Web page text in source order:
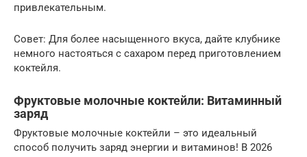
привлекательным.
Совет: Для более насыщенного вкуса, дайте клубнике
немного настояться с сахаром перед приготовлением
коктейля.
Фруктовые молочные коктейли: Витаминный
заряд
Фруктовые молочные коктейли – это идеальный
способ получить заряд энергии и витаминов! В 2026